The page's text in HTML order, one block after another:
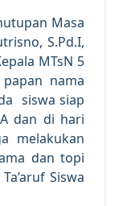
Masa
S.Pd.I,
MTsN 5
nama
siswa siap
dan di hari
melakukan
dan topi
Siswa